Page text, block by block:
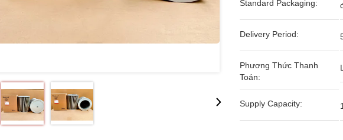
Standard Packaging:
Delivery Period:
Phương Thức Thanh
Toán:
Supply Capacity: